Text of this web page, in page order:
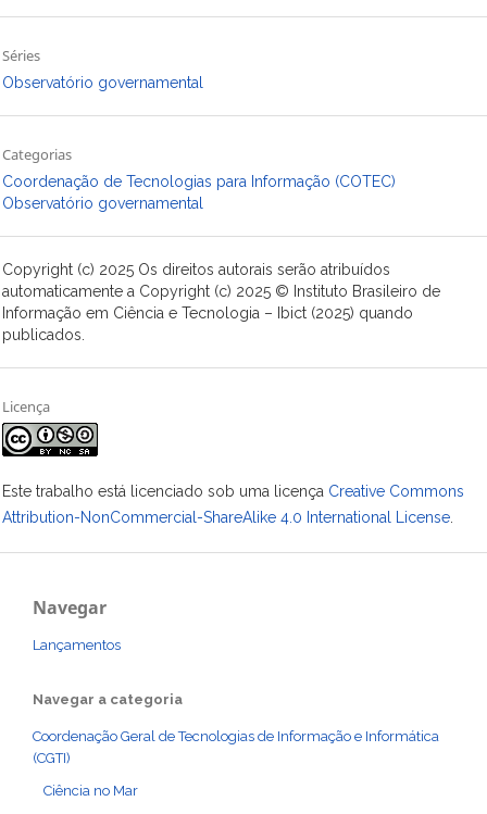
Séries
Observatório governamental
Categorias
Coordenação de Tecnologias para Informação (COTEC)
Observatório governamental
Copyright (c) 2025 Os direitos autorais serão atribuídos
automaticamente a Copyright (c) 2025 © Instituto Brasileiro de
Informação em Ciência e Tecnologia – Ibict (2025) quando
publicados.
Licença
Este trabalho está licenciado sob uma licença Creative Commons
Attribution-NonCommercial-ShareAlike 4.0 International License.
Navegar
Lançamentos
Navegar a categoria
Coordenação Geral de Tecnologias de Informação e Informática
(CGTI)
Ciência no Mar